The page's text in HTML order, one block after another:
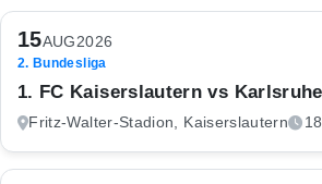
15AUG2026
2. Bundesliga
1. FC Kaiserslautern vs
Fritz-Walter-Stadion, Kaiserslautern